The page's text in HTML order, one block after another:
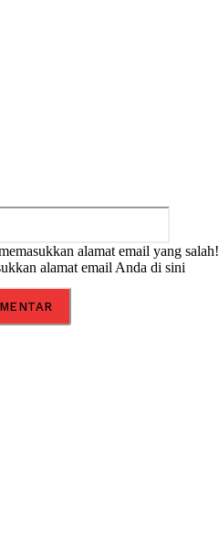
Email:*
alamat email yang salah!
alamat email Anda di sini